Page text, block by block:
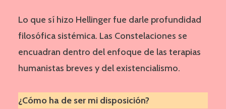
Lo que sí hizo Hellinger fue darle profundidad
filosófica sistémica. Las Constelaciones se
encuadran dentro del enfoque de las terapias
humanistas breves y del existencialismo.
¿Cómo ha de ser mi disposición?